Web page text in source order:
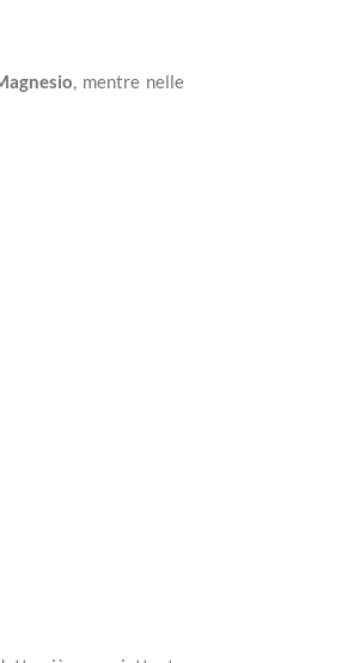
, mentre nelle